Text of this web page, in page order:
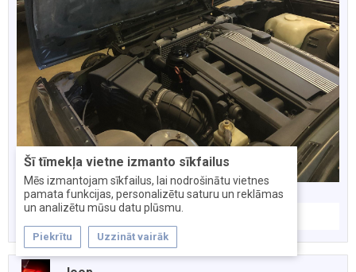
Šī tīmekļa vietne izmanto sīkfailus
Mēs izmantojam sīkfailus, lai nodrošinātu vietnes
pamata funkcijas, personalizētu saturu un reklāmas
un analizētu mūsu datu plūsmu.
Piekrītu Uzzināt vairāk
нравится это.